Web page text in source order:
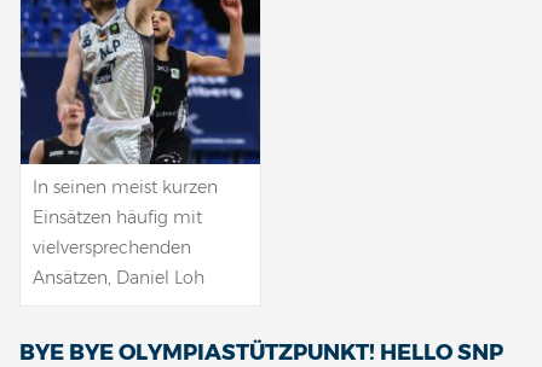
In seinen meist kurzen
Einsätzen häufig mit
vielversprechenden
Ansätzen, Daniel Loh
BYE BYE OLYMPIASTÜTZPUNKT! HELLO SNP